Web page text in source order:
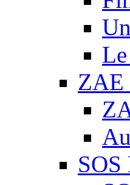
ZAE